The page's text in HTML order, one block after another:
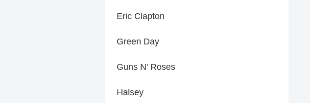
Eric Clapton
Green Day
Guns N' Roses
Halsey